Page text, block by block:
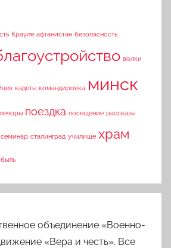
Крауле афганистан безопасность
волки
кадеты командировка минск
печоры поездка посещение рассказы
семинар сталинград училище храм
объединение «Военно-
«Вера и честь». Все